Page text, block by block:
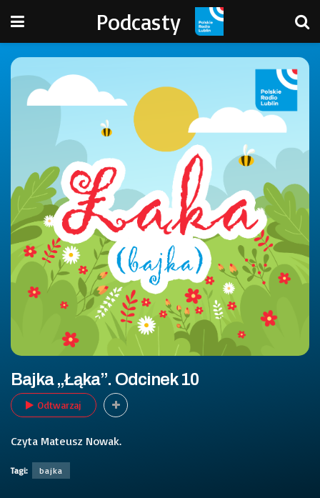
Podcasty
Bajka „Łąka”. Odcinek 10
Odtwarzaj
Czyta Mateusz Nowak.
Tagi: bajka